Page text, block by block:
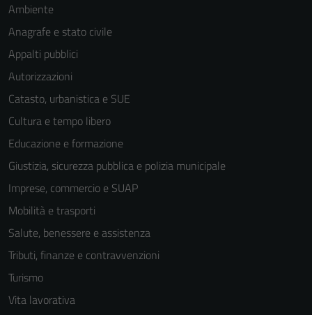
Ambiente
Anagrafe e stato civile
Appalti pubblici
Autorizzazioni
Catasto, urbanistica e SUE
Cultura e tempo libero
Educazione e formazione
Giustizia, sicurezza pubblica e polizia municipale
Imprese, commercio e SUAP
Mobilità e trasporti
Salute, benessere e assistenza
Tributi, finanze e contravvenzioni
Turismo
Vita lavorativa